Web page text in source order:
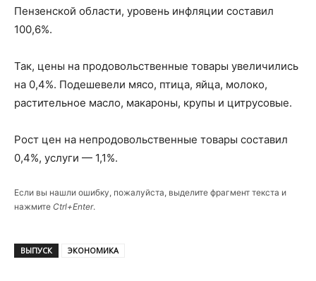
Пензенской области, уровень инфляции составил
100,6%.
Так, цены на продовольственные товары увеличились
на 0,4%. Подешевели мясо, птица, яйца, молоко,
растительное масло, макароны, крупы и цитрусовые.
Рост цен на непродовольственные товары составил
0,4%, услуги — 1,1%.
Если вы нашли ошибку, пожалуйста, выделите фрагмент текста и
нажмите Ctrl+Enter.
ВЫПУСК ЭКОНОМИКА